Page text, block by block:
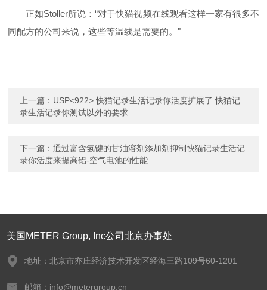
正如Stoller所说：“对于快猫视频在线观看这样一家有很多不
同配方的公司来说，这些等温线是需要的。"
上一篇： USP<922> 快猫记录生活记录你活度扩展了 快猫记
录生活记录你测试以外的要求
下一篇：通过富含氢键的甘油溶剂添加剂抑制快猫记录生活记
录你活度来提高铝-空气电池的性能
美国METER Group, Inc公司北京办事处
地址：北京市亦庄经济技术开发区经海三路109号60-1201
邮箱：info@metergroup.cn